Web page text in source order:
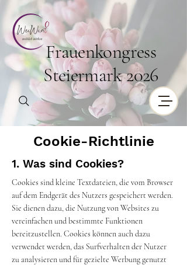
Frauenkongress
Steiermark 2026
Cookie-Richtlinie
1. Was sind Cookies?
Cookies sind kleine Textdateien, die vom Browser
auf dem Endgerät des Nutzers gespeichert werden.
Sie dienen dazu, die Nutzung von Websites zu
vereinfachen und bestimmte Funktionen
bereitzustellen. Cookies können auch dazu
verwendet werden, das Surfverhalten der Nutzer
zu analysieren und für gezielte Werbung genutzt